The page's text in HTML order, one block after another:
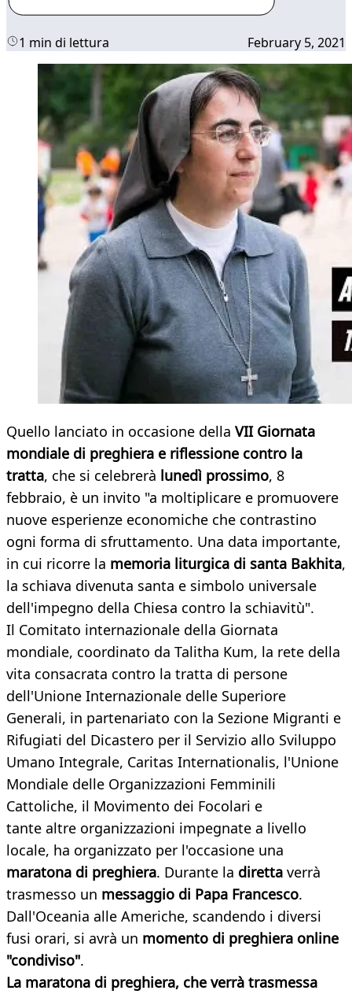
1 min di lettura February 5, 2021
Quello lanciato in occasione della VII Giornata
mondiale di preghiera e riflessione contro la
tratta, che si celebrerà lunedì prossimo, 8
febbraio, è un invito "a moltiplicare e promuovere
nuove esperienze economiche che contrastino
ogni forma di sfruttamento. Una data importante,
in cui ricorre la memoria liturgica di santa Bakhita,
la schiava divenuta santa e simbolo universale
dell'impegno della Chiesa contro la schiavitù".
Il Comitato internazionale della Giornata
mondiale, coordinato da Talitha Kum, la rete della
vita consacrata contro la tratta di persone
dell'Unione Internazionale delle Superiore
Generali, in partenariato con la Sezione Migranti e
Rifugiati del Dicastero per il Servizio allo Sviluppo
Umano Integrale, Caritas Internationalis, l'Unione
Mondiale delle Organizzazioni Femminili
Cattoliche, il Movimento dei Focolari e
tante altre organizzazioni impegnate a livello
locale, ha organizzato per l'occasione una
maratona di preghiera. Durante la diretta verrà
trasmesso un messaggio di Papa Francesco.
Dall'Oceania alle Americhe, scandendo i diversi
fusi orari, si avrà un momento di preghiera online
"condiviso".
La maratona di preghiera, che verrà trasmessa